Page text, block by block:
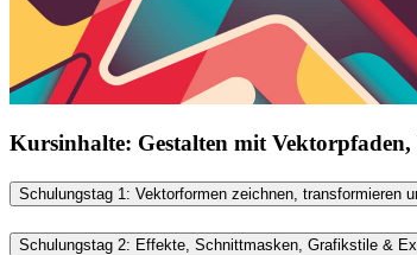
Kursinhalte: Gestalten mit
Schulungstag 1: Vektorformen zeichnen, transformieren
Schulungstag 2: Effekte, Schnittmasken, Grafikstile &